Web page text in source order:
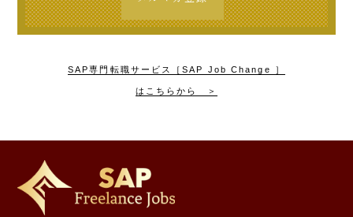
SAP専門転職サービス［SAP Job Change ］
はこちらから ＞